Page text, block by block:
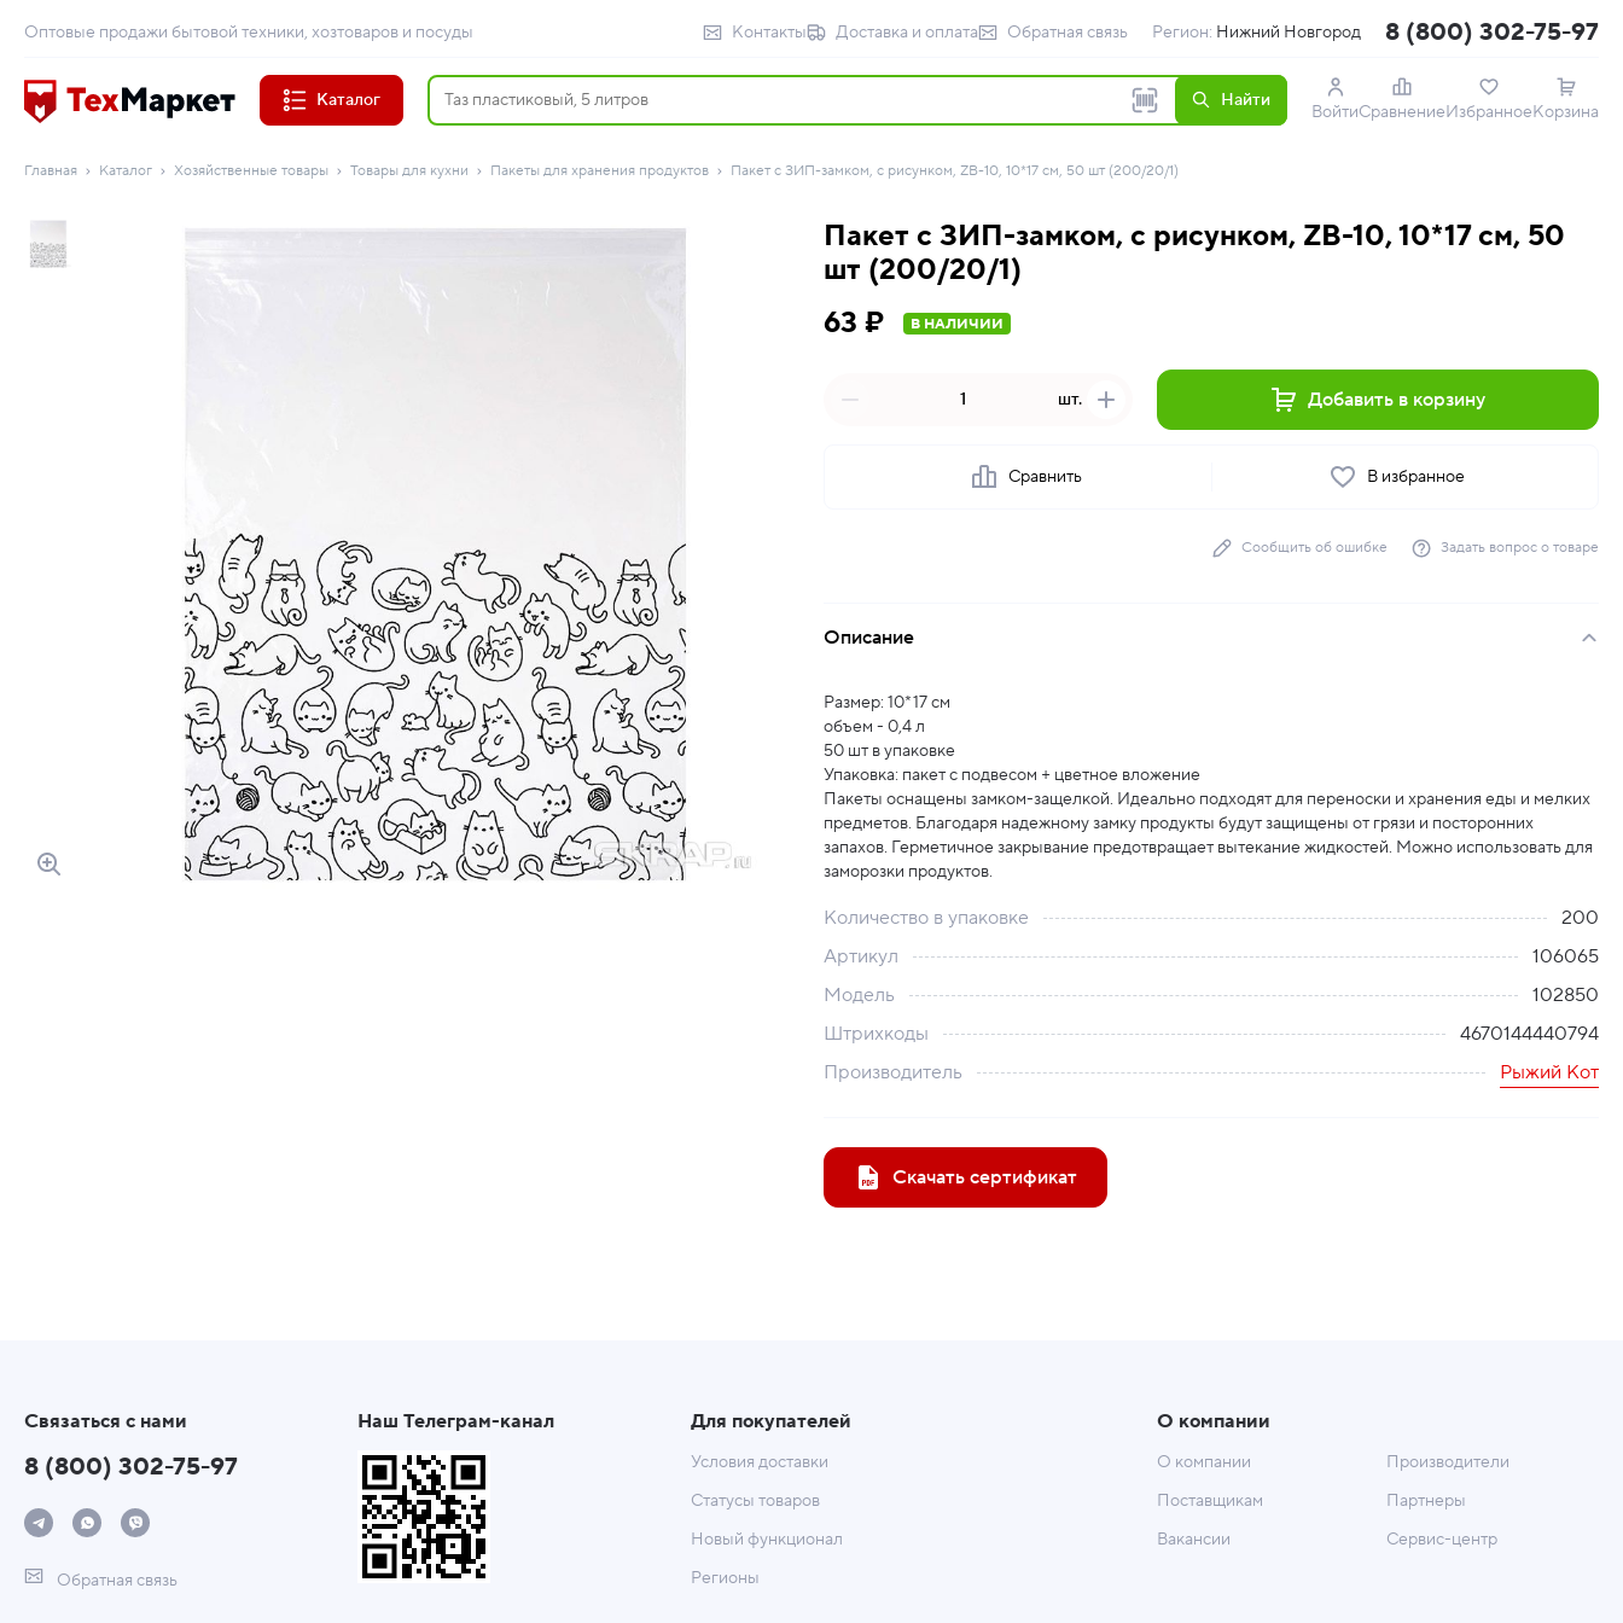
Оптовые продажи бытовой техники, хозтоваров и посуды Контакты Доставка и оплата Обратная связь Регион: Нижний Новгород 8 (800) 302-75-97
Каталог Найти
ВойтиСравнениеИзбранноеКорзина
Главная Каталог Хозяйственные товары Товары для кухни Пакеты для хранения продуктов Пакет с ЗИП-замком, с рисунком, ZB-10, 10*17 см, 50 шт (200/20/1)
Пакет с ЗИП-замком, с рисунком, ZB-10, 10*17 см, 50
шт (200/20/1)
63 ₽
В НАЛИЧИИ
шт. Добавить в корзину
Сравнить В избранное
Сообщить об ошибке Задать вопрос о товаре
Описание
Размер: 10*17 см
объем - 0,4 л
50 шт в упаковке
Упаковка: пакет с подвесом + цветное вложение
Пакеты оснащены замком-защелкой. Идеально подходят для переноски и хранения еды и мелких
предметов. Благодаря надежному замку продукты будут защищены от грязи и посторонних
запахов. Герметичное закрывание предотвращает вытекание жидкостей. Можно использовать для
заморозки продуктов.
Количество в упаковке
200
Артикул
106065
Модель
102850
Штрихкоды
4670144440794
Производитель
Рыжий Кот
Скачать сертификат
Связаться с нами
8 (800) 302-75-97
Обратная связь
Наш Телеграм-канал Для покупателей
Условия доставки
Статусы товаров
Новый функционал
Регионы
О компании
О компании
Поставщикам
Вакансии
Производители
Партнеры
Сервис-центр